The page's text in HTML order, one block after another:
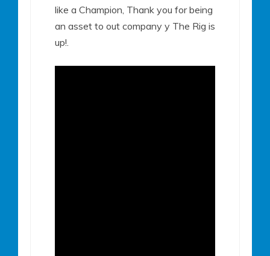
like a Champion, Thank you for being
an asset to out company y The Rig is
up!.